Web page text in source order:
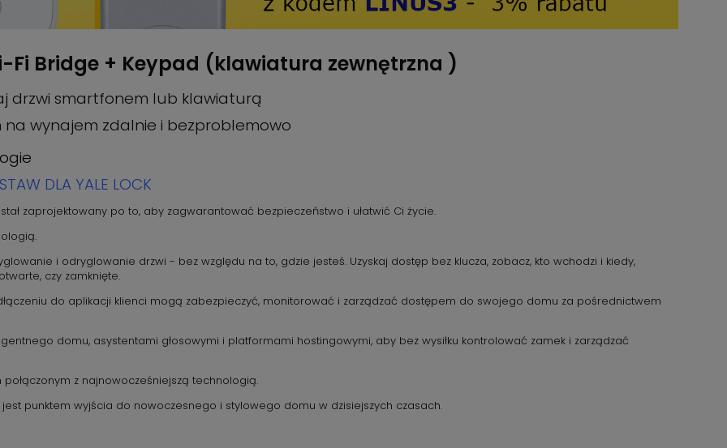
Bridge + Keypad (klawiatura zewnętrzna )
drzwi smartfonem lub klawiaturą
wynajem zdalnie i bezproblemowo
DLA YALE LOCK
zaprojektowany po to, aby zagwarantować bezpieczeństwo i ułatwić Ci życie.
i odryglowanie drzwi - bez względu na to, gdzie jesteś. Uzyskaj dostęp bez klucza, zobacz, kto wchodzi i kiedy,
czy zamknięte.
do aplikacji klienci mogą zabezpieczyć, monitorować i zarządzać dostępem do swojego domu za pośrednictwem
domu, asystentami głosowymi i platformami hostingowymi, aby bez wysiłku kontrolować zamek i zarządzać
z najnowocześniejszą technologią.
punktem wyjścia do nowoczesnego i stylowego domu w dzisiejszych czasach.